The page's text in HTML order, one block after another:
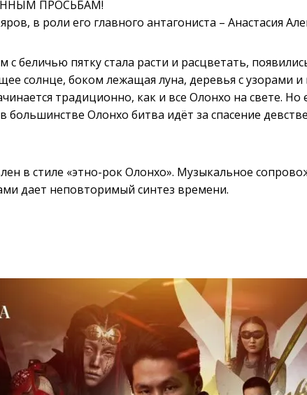
ПРОСЬБАМ!
в роли его главного антагониста – Анастасия
беличью пятку стала расти и расцветать,
солнце, боком лежащая луна, деревья с узорами
традиционно, как и все Олонхо на свете.
Олонхо битва идёт за спасение
в стиле «этно-рок Олонхо». Музыкальное
дает неповторимый синтез времени.